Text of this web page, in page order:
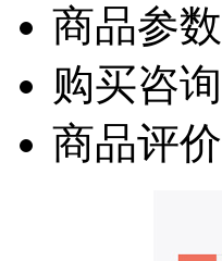
商品参数
购买咨询
商品评价